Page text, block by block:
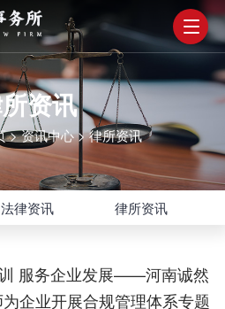
资讯
>资讯中心>律所资讯
法律资讯 律所资讯
服务企业发展——河南诚然
企业开展合规管理体系专题